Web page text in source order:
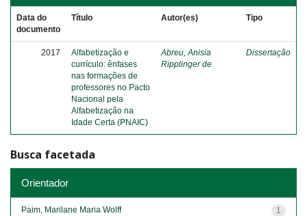
Data do
documento
Título Autor(es) Tipo
2017
Alfabetização e
currículo: ênfases
nas formações de
professores no Pacto
Nacional pela
Alfabetização na
Idade Certa (PNAIC)
Abreu, Anisia
Ripplinger de
Dissertação
Busca facetada
Orientador
1
Paim, Marilane Maria Wolff